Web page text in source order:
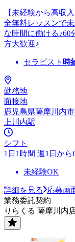
【未経験から高収
全無料レッスンで
な時間に働ける♪60
方大歓迎♪
セラピスト 時
勤務地
面接地
鹿児島県薩摩川内
上川内駅
シフト
1日1時間 週1日から
未経験OK
詳細を見る
応募画
業務委託契約
りらくる 薩摩川内